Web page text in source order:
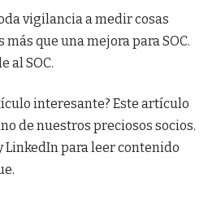
vigilancia a medir cosas
más que una mejora para SOC.
al SOC.
interesante? Este artículo
de nuestros preciosos socios.
LinkedIn para leer contenido